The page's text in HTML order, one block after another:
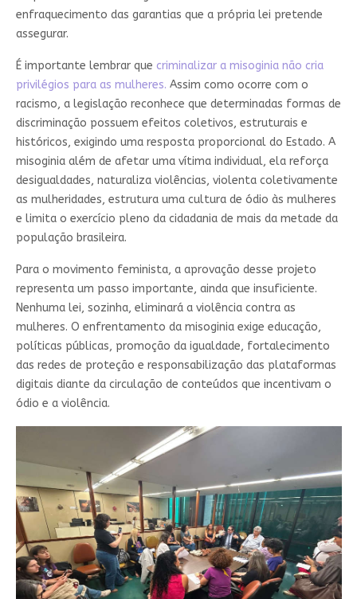
enfraquecimento das garantias que a própria lei pretende
assegurar.
É importante lembrar que criminalizar a misoginia não cria
privilégios para as mulheres. Assim como ocorre com o
racismo, a legislação reconhece que determinadas formas de
discriminação possuem efeitos coletivos, estruturais e
históricos, exigindo uma resposta proporcional do Estado. A
misoginia além de afetar uma vítima individual, ela reforça
desigualdades, naturaliza violências, violenta coletivamente
as mulheridades, estrutura uma cultura de ódio às mulheres
e limita o exercício pleno da cidadania de mais da metade da
população brasileira.
Para o movimento feminista, a aprovação desse projeto
representa um passo importante, ainda que insuficiente.
Nenhuma lei, sozinha, eliminará a violência contra as
mulheres. O enfrentamento da misoginia exige educação,
políticas públicas, promoção da igualdade, fortalecimento
das redes de proteção e responsabilização das plataformas
digitais diante da circulação de conteúdos que incentivam o
ódio e a violência.